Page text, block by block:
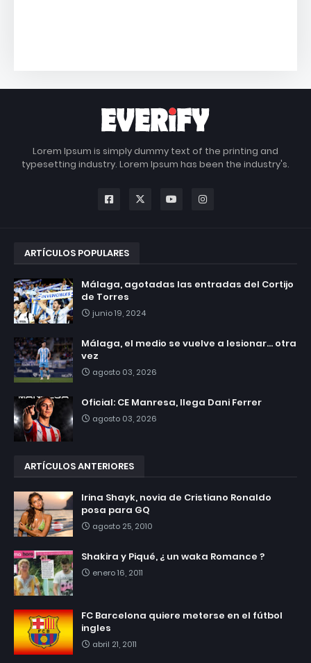
Lorem Ipsum is simply dummy text of the printing and
typesetting industry. Lorem Ipsum has been the industry's.
ARTÍCULOS POPULARES
Málaga, agotadas las entradas del Cortijo
de Torres
junio 19, 2024
Málaga, el medio se vuelve a lesionar... otra
vez
agosto 03, 2026
Oficial: CE Manresa, llega Dani Ferrer
agosto 03, 2026
ARTÍCULOS ANTERIORES
Irina Shayk, novia de Cristiano Ronaldo
posa para GQ
agosto 25, 2010
Shakira y Piqué, ¿ un waka Romance ?
enero 16, 2011
FC Barcelona quiere meterse en el fútbol
ingles
abril 21, 2011